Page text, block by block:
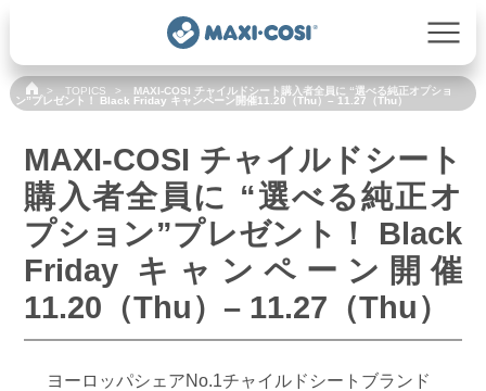
TOPICS
MAXI-COSI チャイルドシート購入者全員に “選べる純正オプショ
ン”プレゼント！ Black Friday キャンペーン開催11.20（Thu）– 11.27（Thu）
MAXI-COSI チャイルドシート
購入者全員に “選べる純正オ
プション”プレゼント！ Black
Friday キャンペーン開催
11.20（Thu）– 11.27（Thu）
ヨーロッパシェアNo.1チャイルドシートブランド